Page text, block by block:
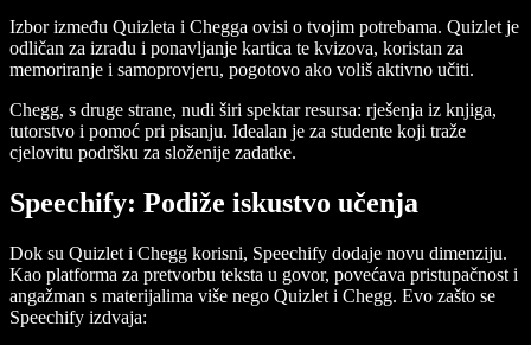
Izbor između Quizleta i Chegga ovisi o tvojim potrebama. Quizlet je
odličan za izradu i ponavljanje kartica te kvizova, koristan za
memoriranje i samoprovjeru, pogotovo ako voliš aktivno učiti.
Chegg, s druge strane, nudi širi spektar resursa: rješenja iz knjiga,
tutorstvo i pomoć pri pisanju. Idealan je za studente koji traže
cjelovitu podršku za složenije zadatke.
Speechify: Podiže iskustvo učenja
Dok su Quizlet i Chegg korisni, Speechify dodaje novu dimenziju.
Kao platforma za pretvorbu teksta u govor, povećava pristupačnost i
angažman s materijalima više nego Quizlet i Chegg. Evo zašto se
Speechify izdvaja: